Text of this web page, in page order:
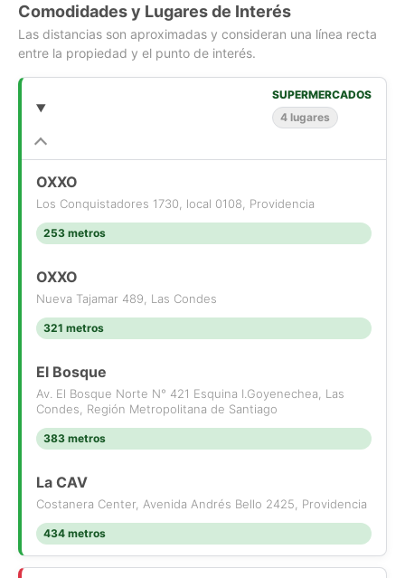
Comodidades y Lugares de Interés
Las distancias son aproximadas y consideran una línea recta
entre la propiedad y el punto de interés.
SUPERMERCADOS
4 lugares
OXXO
Los Conquistadores 1730, local 0108, Providencia
253 metros
OXXO
Nueva Tajamar 489, Las Condes
321 metros
El Bosque
Av. El Bosque Norte N° 421 Esquina I.Goyenechea, Las
Condes, Región Metropolitana de Santiago
383 metros
La CAV
Costanera Center, Avenida Andrés Bello 2425, Providencia
434 metros